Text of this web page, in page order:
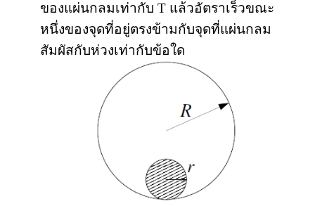
ของแผ่นกลมเท่ากับ T แล้วอัตราเร็วขณะ
หนึ่งของจุดที่อยู่ตรงข้ามกับจุดที่แผ่นกลม
สัมผัสกับห่วงเท่ากับข้อใด